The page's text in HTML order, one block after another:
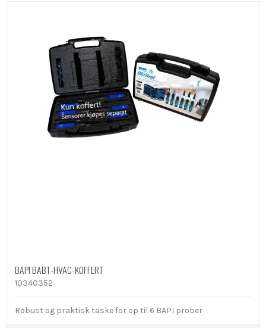
BAPI BABT-HVAC-KOFFERT
10340352
Robust og praktisk taske for op til 6 BAPI prober